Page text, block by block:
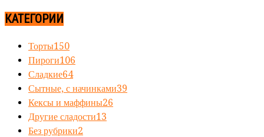
КАТЕГОРИИ
Торты150
Пироги106
Сладкие64
Сытные, с начинками39
Кексы и маффины26
Другие сладости13
Без рубрики2